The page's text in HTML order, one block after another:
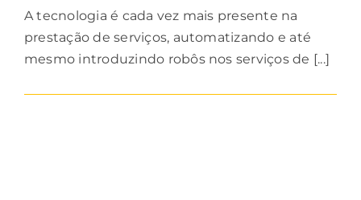
A tecnologia é cada vez mais presente na
prestação de serviços, automatizando e até
mesmo introduzindo robôs nos serviços de [...]